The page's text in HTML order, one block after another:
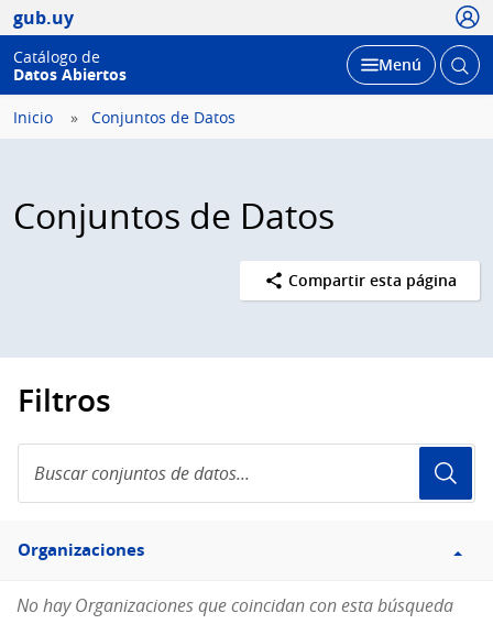
gub.uy
Catálogo de
Datos Abiertos
Desplegar
Menú Abrir
Inicio Conjuntos de Datos
Conjuntos de Datos
Compartir esta página
Filtros
conjuntos
de
Filtro
Organizaciones
Organizaciones
No hay Organizaciones que coincidan con esta búsqueda